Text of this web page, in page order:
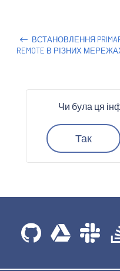
ВСТАНОВЛЕННЯ
REMOTE В РІЗНИХ
Чи була ця
Так